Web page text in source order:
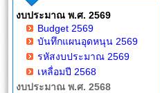
งบประมาณ พ.ศ. 2569
Budget 2569
บันทึกแผนอุดหนุน 2569
รหัสงบประมาณ 2569
เหลื่อมปี 2568
งบประมาณ พ.ศ. 2568